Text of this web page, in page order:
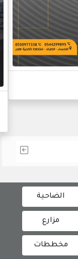
الضاحية
مزارع
مخططات